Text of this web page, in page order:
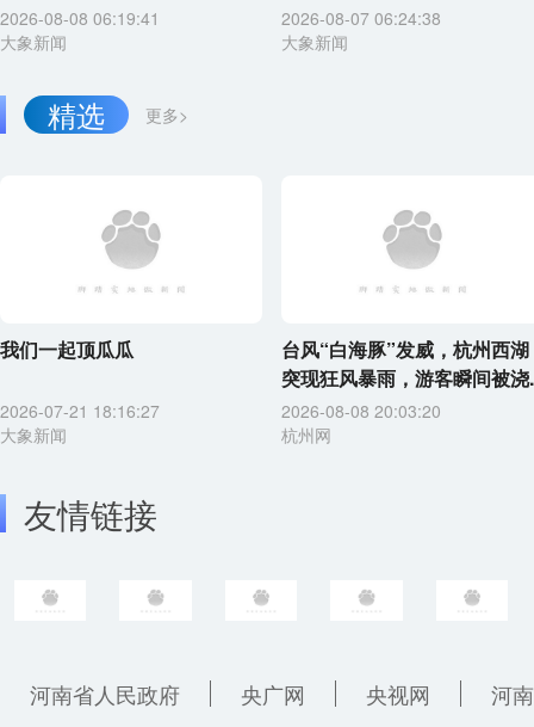
2026-08-08 06:19:41
大象新闻
2026-08-07 06:24:38
大象新闻
更多>
精选
我们一起顶瓜瓜
2026-07-21 18:16:27
大象新闻
台风“白海豚”发威，杭州西湖
突现狂风暴雨，游客瞬间被浇
2026-08-08 20:03:20
杭州网
友情链接
河南省人民政府 央广网 央视网
河